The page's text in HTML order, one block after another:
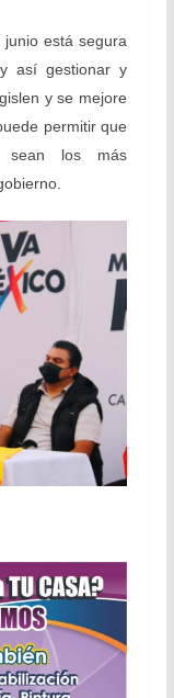
está segura
así gestionar y
y se mejore
permitir que
sean los más